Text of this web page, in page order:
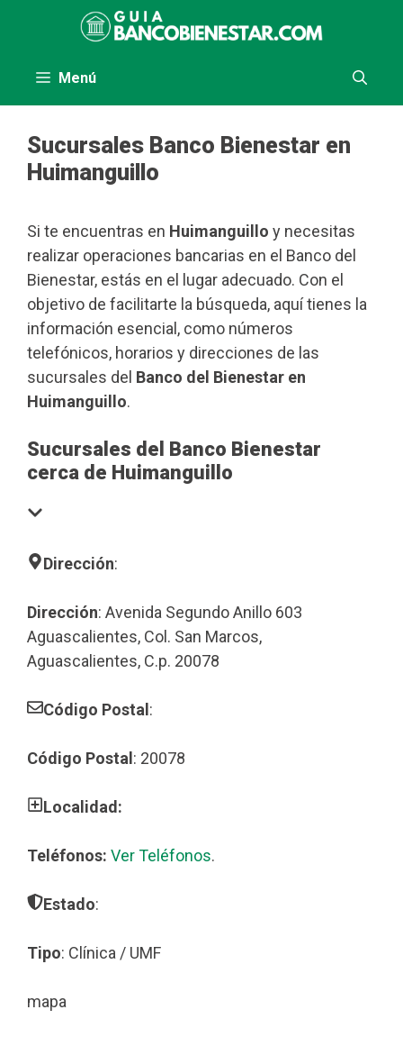
Menú
Sucursales Banco Bienestar en
Huimanguillo
Si te encuentras en Huimanguillo y necesitas
realizar operaciones bancarias en el Banco del
Bienestar, estás en el lugar adecuado. Con el
objetivo de facilitarte la búsqueda, aquí tienes la
información esencial, como números
telefónicos, horarios y direcciones de las
sucursales del Banco del Bienestar en
Huimanguillo.
Sucursales del Banco Bienestar
cerca de Huimanguillo
Dirección:
Dirección: Avenida Segundo Anillo 603
Aguascalientes, Col. San Marcos,
Aguascalientes, C.p. 20078
Código Postal :
Código Postal : 20078
Localidad:
Teléfonos: Ver Teléfonos.
Estado:
Tipo: Clínica / UMF
mapa